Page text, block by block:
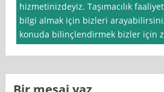
hizmetinizdeyiz. Taşımacılık
bilgi almak için bizleri
konuda bilinçlendirmek bizler için